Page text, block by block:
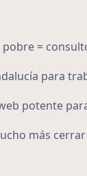
=
para
potente
más